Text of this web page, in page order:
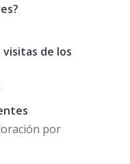
visitas de los
por